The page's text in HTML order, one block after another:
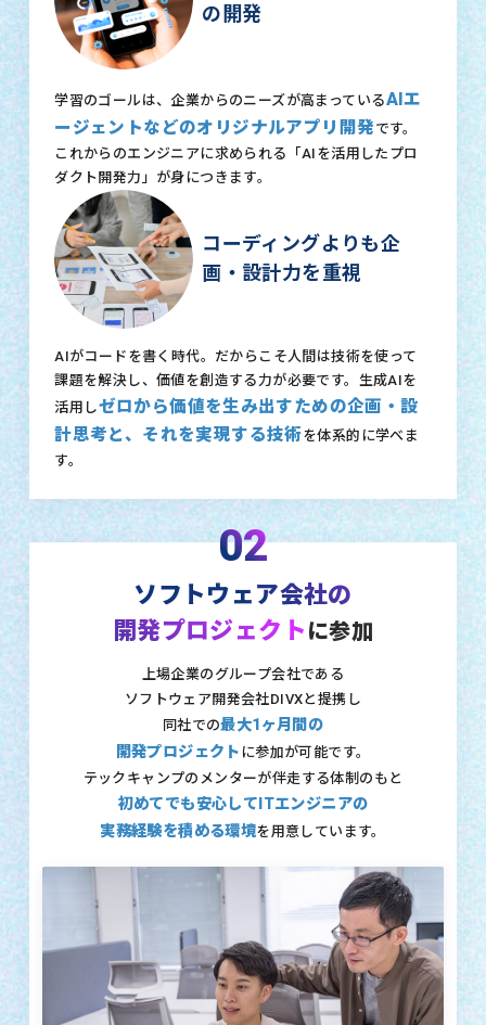
の開発
学習のゴールは、企業からのニーズが高まっているAIエ
ージェントなどのオリジナルアプリ開発です。
これからのエンジニアに求められる「AIを活用したプロ
ダクト開発力」が身につきます。
コーディングよりも企
画・設計力を重視
AIがコードを書く時代。だからこそ人間は技術を使って
課題を解決し、価値を創造する力が必要です。生成AIを
活用しゼロから価値を生み出すための企画・設
計思考と、それを実現する技術を体系的に学べま
す。
02
ソフトウェア会社の
開発プロジェクト に参加
上場企業のグループ会社である
ソフトウェア開発会社DIVXと提携し
同社での最大1ヶ月間の
開発プロジェクト に参加が可能です。
テックキャンプのメンターが伴走する体制のもと
初めてでも安心してITエンジニアの
実務経験を積める環境を用意しています。